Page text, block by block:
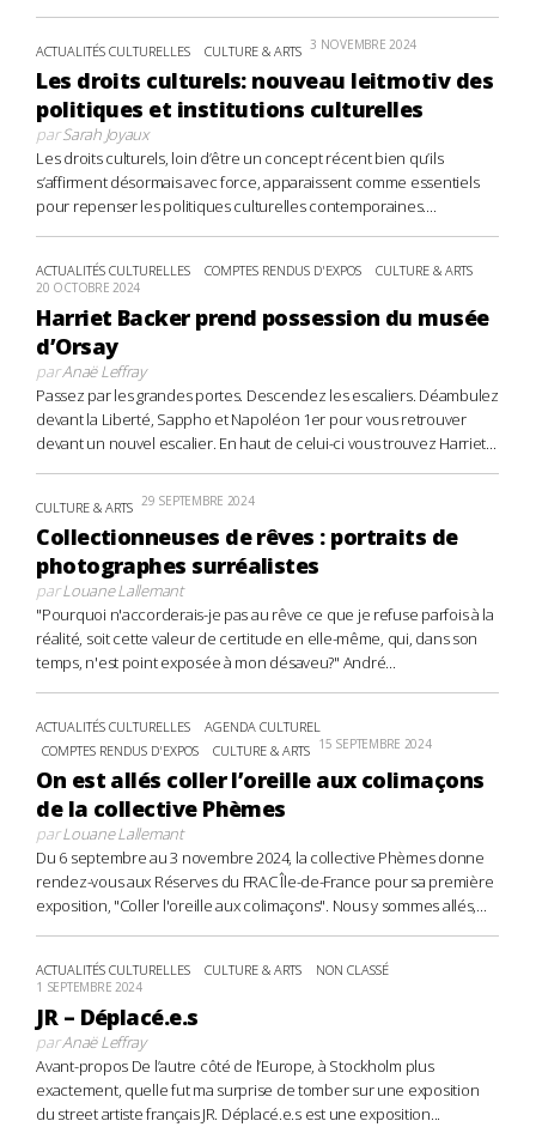
ACTUALITÉS CULTURELLES CULTURE & ARTS 3 NOVEMBRE 2024
Les droits culturels: nouveau leitmotiv des
politiques et institutions culturelles
parSarah Joyaux
Les droits culturels, loin d’être un concept récent bien qu’ils
s’affirment désormais avec force, apparaissent comme essentiels
pour repenser les politiques culturelles contemporaines....
ACTUALITÉS CULTURELLES COMPTES RENDUS D'EXPOS CULTURE & ARTS
20 OCTOBRE 2024
Harriet Backer prend possession du musée
d’Orsay
parAnaë Leffray
Passez par les grandes portes. Descendez les escaliers. Déambulez
devant la Liberté, Sappho et Napoléon 1er pour vous retrouver
devant un nouvel escalier. En haut de celui-ci vous trouvez Harriet...
CULTURE & ARTS 29 SEPTEMBRE 2024
Collectionneuses de rêves : portraits de
photographes surréalistes
parLouane Lallemant
"Pourquoi n'accorderais-je pas au rêve ce que je refuse parfois à la
réalité, soit cette valeur de certitude en elle-même, qui, dans son
temps, n'est point exposée à mon désaveu?" André...
ACTUALITÉS CULTURELLES
AGENDA CULTUREL
COMPTES RENDUS D'EXPOS
CULTURE & ARTS 15 SEPTEMBRE 2024
On est allés coller l’oreille aux colimaçons
de la collective Phèmes
parLouane Lallemant
Du 6 septembre au 3 novembre 2024, la collective Phèmes donne
rendez-vous aux Réserves du FRAC Île-de-France pour sa première
exposition, "Coller l'oreille aux colimaçons". Nous y sommes allés,...
ACTUALITÉS CULTURELLES CULTURE & ARTS NON CLASSÉ
1 SEPTEMBRE 2024
JR – Déplacé.e.s
parAnaë Leffray
Avant-propos De l’autre côté de l’Europe, à Stockholm plus
exactement, quelle fut ma surprise de tomber sur une exposition
du street artiste français JR. Déplacé.e.s est une exposition...